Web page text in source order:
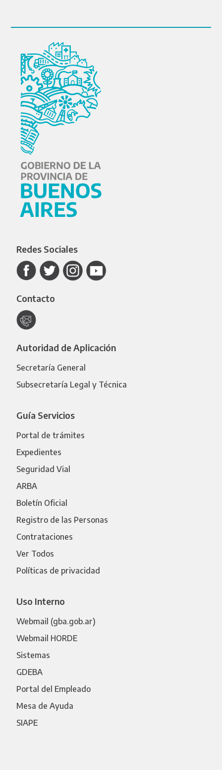
Redes Sociales
Contacto
Autoridad de Aplicación
Secretaría General
Subsecretaría Legal y Técnica
Guía Servicios
Portal de trámites
Expedientes
Seguridad Vial
ARBA
Boletín Oficial
Registro de las Personas
Contrataciones
Ver Todos
Políticas de privacidad
Uso Interno
Webmail (gba.gob.ar)
Webmail HORDE
Sistemas
GDEBA
Portal del Empleado
Mesa de Ayuda
SIAPE